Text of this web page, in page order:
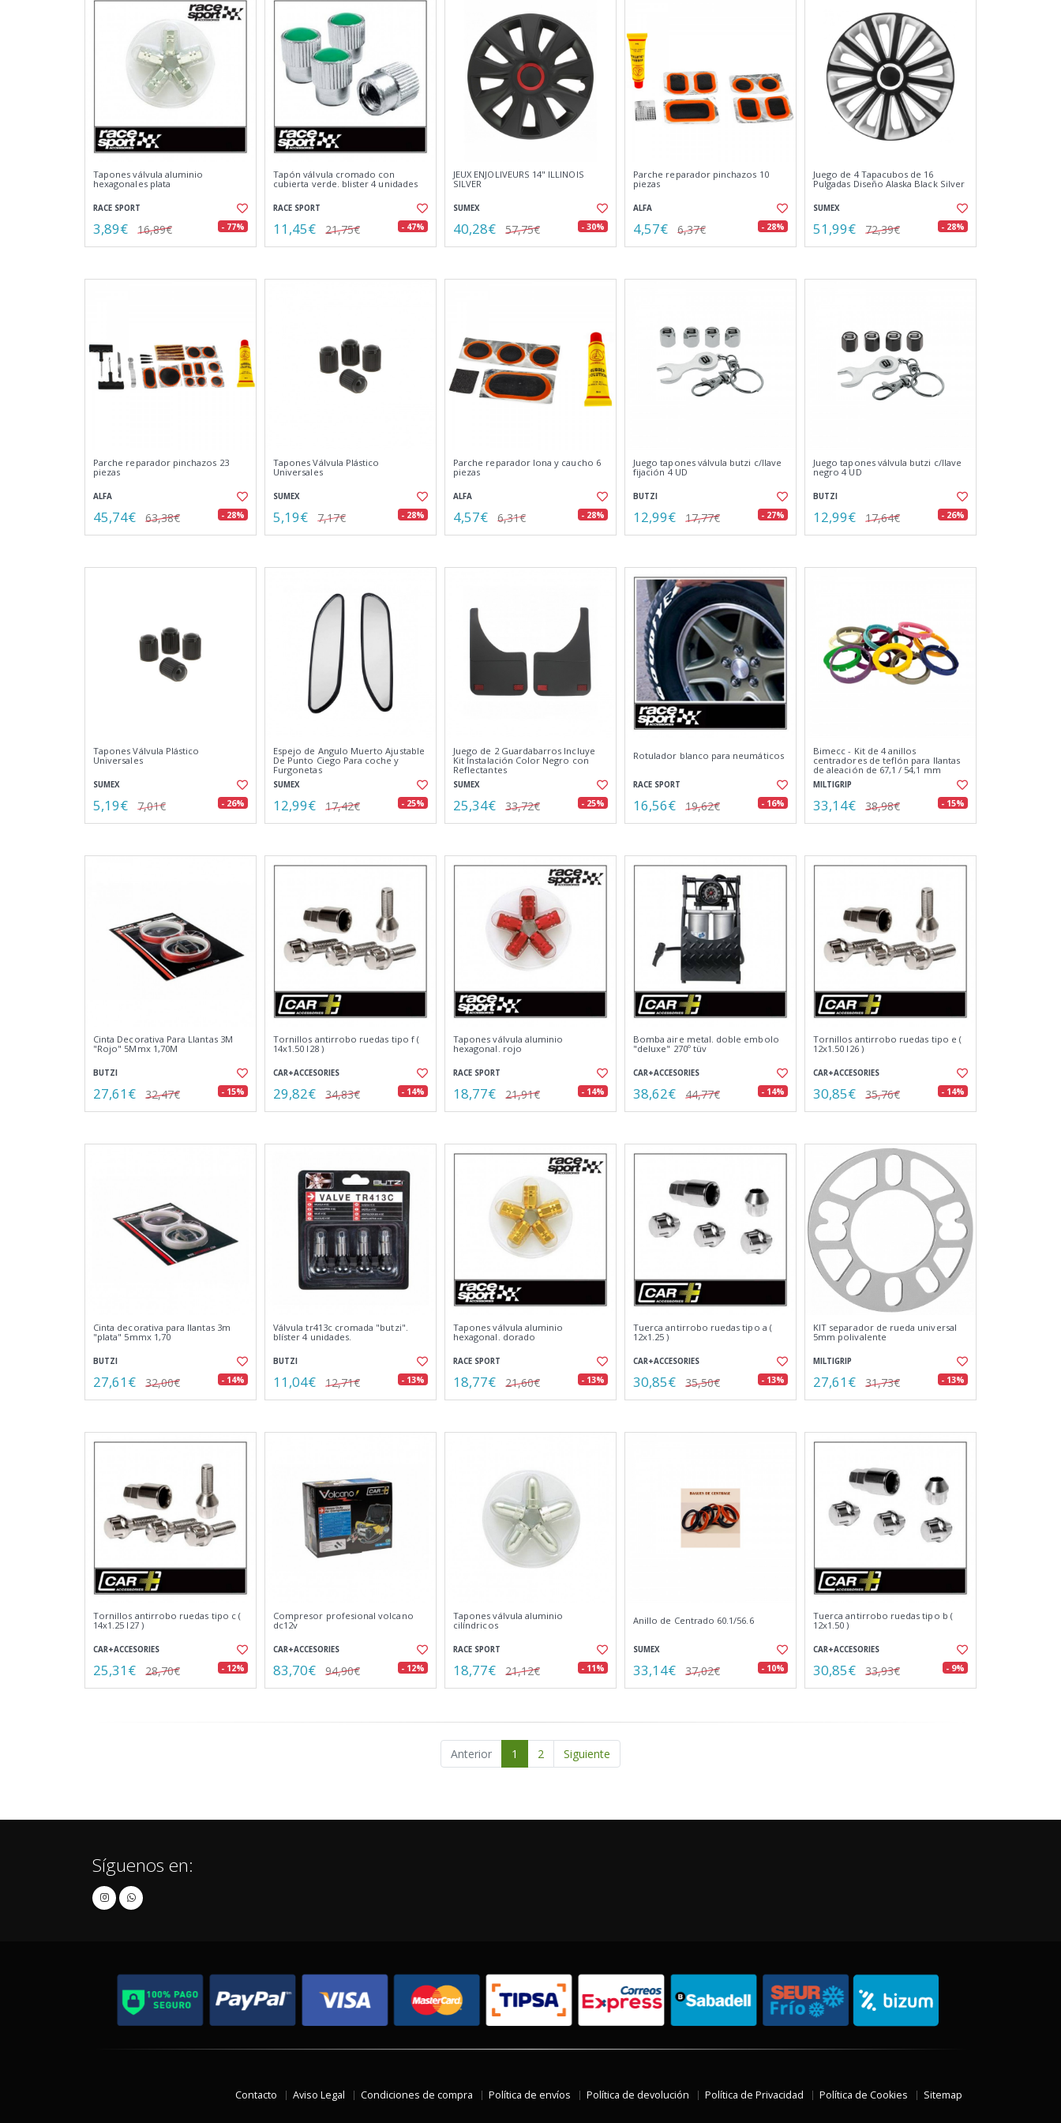
Tapones válvula aluminio
hexagonales plata
RACE SPORT
3,89€ 16,89€ - 77%
Tapón válvula cromado con
cubierta verde. blister 4 unidades
RACE SPORT
11,45€ 21,75€ - 47%
JEUX ENJOLIVEURS 14" ILLINOIS
SILVER
SUMEX
40,28€ 57,75€ - 30%
Parche reparador pinchazos 10
piezas
ALFA
4,57€ 6,37€ - 28%
Juego de 4 Tapacubos de 16
Pulgadas Diseño Alaska Black Silver
SUMEX
51,99€ 72,39€ - 28%
Parche reparador pinchazos 23
piezas
ALFA
45,74€ 63,38€ - 28%
Tapones Válvula Plástico
Universales
SUMEX
5,19€ 7,17€ - 28%
Parche reparador lona y caucho 6
piezas
ALFA
4,57€ 6,31€ - 28%
Juego tapones válvula butzi c/llave
fijación 4 UD
BUTZI
12,99€ 17,77€ - 27%
Juego tapones válvula butzi c/llave
negro 4 UD
BUTZI
12,99€ 17,64€ - 26%
Tapones Válvula Plástico
Universales
SUMEX
5,19€ 7,01€ - 26%
Espejo de Angulo Muerto Ajustable
De Punto Ciego Para coche y
Furgonetas
SUMEX
12,99€ 17,42€ - 25%
Juego de 2 Guardabarros Incluye
Kit Instalación Color Negro con
Reflectantes
SUMEX
25,34€ 33,72€ - 25%
Rotulador blanco para neumáticos
RACE SPORT
16,56€ 19,62€ - 16%
Bimecc - Kit de 4 anillos
centradores de teflón para llantas
de aleación de 67,1 / 54,1 mm
MILTIGRIP
33,14€ 38,98€ - 15%
Cinta Decorativa Para Llantas 3M
"Rojo" 5Mmx 1,70M
BUTZI
27,61€ 32,47€ - 15%
Tornillos antirrobo ruedas tipo f (
14x1.50 l28 )
CAR+ACCESORIES
29,82€ 34,83€ - 14%
Tapones válvula aluminio
hexagonal. rojo
RACE SPORT
18,77€ 21,91€ - 14%
Bomba aire metal. doble embolo
"deluxe" 270º tüv
CAR+ACCESORIES
38,62€ 44,77€ - 14%
Tornillos antirrobo ruedas tipo e (
12x1.50 l26 )
CAR+ACCESORIES
30,85€ 35,76€ - 14%
Cinta decorativa para llantas 3m
"plata" 5mmx 1,70
BUTZI
27,61€ 32,00€ - 14%
Válvula tr413c cromada "butzi".
blíster 4 unidades.
BUTZI
11,04€ 12,71€ - 13%
Tapones válvula aluminio
hexagonal. dorado
RACE SPORT
18,77€ 21,60€ - 13%
Tuerca antirrobo ruedas tipo a (
12x1.25 )
CAR+ACCESORIES
30,85€ 35,50€ - 13%
KIT separador de rueda universal
5mm polivalente
MILTIGRIP
27,61€ 31,73€ - 13%
Tornillos antirrobo ruedas tipo c (
14x1.25 l27 )
CAR+ACCESORIES
25,31€ 28,70€ - 12%
Compresor profesional volcano
dc12v
CAR+ACCESORIES
83,70€ 94,90€ - 12%
Tapones válvula aluminio
cilíndricos
RACE SPORT
18,77€ 21,12€ - 11%
Anillo de Centrado 60.1/56.6
SUMEX
33,14€ 37,02€ - 10%
Tuerca antirrobo ruedas tipo b (
12x1.50 )
CAR+ACCESORIES
30,85€ 33,93€ - 9%
Anterior 1 2 Siguiente
Síguenos en:
Contacto Aviso Legal Condiciones de compra Política de envíos Política de devolución Política de Privacidad Política de Cookies Sitemap